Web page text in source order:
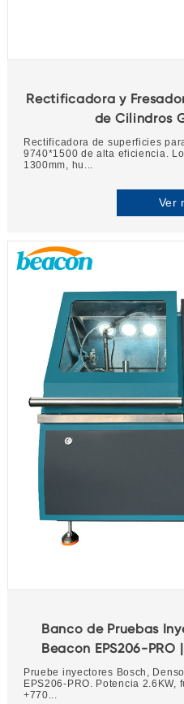
Rectificadora y
de Cilindros
Rectificadora de superficies
9740*1500 de alta eficiencia.
1300mm, hu...
Ver
Banco de Pruebas
Beacon EPS206-
Pruebe inyectores Bosch,
EPS206-PRO. Potencia
+770...